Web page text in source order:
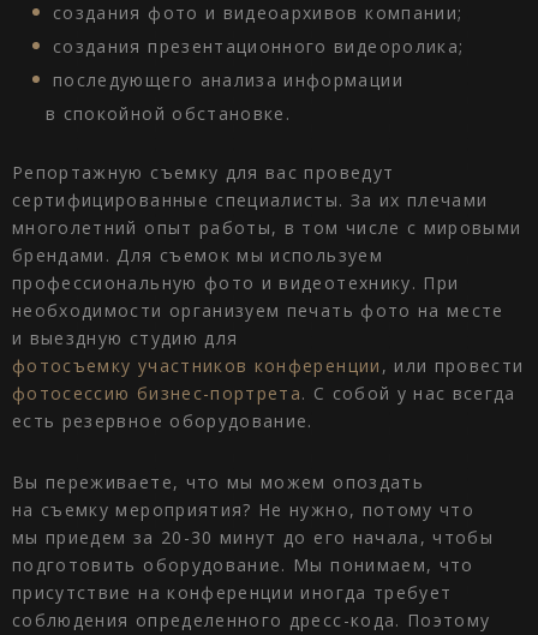
создания фото и видеоархивов компании;
создания презентационного видеоролика;
последующего анализа информации
в спокойной обстановке.
Репортажную съемку для вас проведут
сертифицированные специалисты. За их плечами
многолетний опыт работы, в том числе с мировыми
брендами. Для съемок мы используем
профессиональную фото и видеотехнику. При
необходимости организуем печать фото на месте
и выездную студию для
фотосъемку участников конференции , или провести
фотосессию бизнес-портрета. С собой у нас всегда
есть резервное оборудование.
Вы переживаете, что мы можем опоздать
на съемку мероприятия? Не нужно, потому что
мы приедем за 20-30 минут до его начала, чтобы
подготовить оборудование. Мы понимаем, что
присутствие на конференции иногда требует
соблюдения определенного дресс-кода. Поэтому